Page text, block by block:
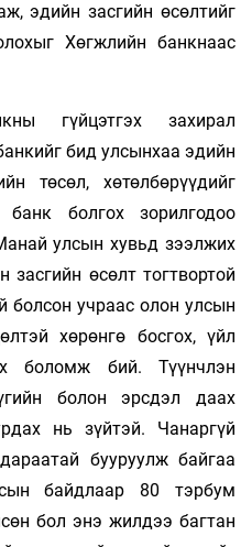
эдийн засгийн өсөлтийг
Хөгжлийн банкнаас
гүйцэтгэх захирал
бид улсынхаа эдийн
төсөл, хөтөлбөрүүдийг
банк болгох зорилгодоо
улсын хувьд зээлжих
засгийн өсөлт тогтвортой
болсон учраас олон улсын
хөрөнгө босгох, үйл
боломж бий. Түүнчлэн
болон эрсдэл даах
нь зүйтэй. Чанаргүй
бууруулж байгаа
байдлаар 80 тэрбум
бол энэ жилдээ багтан